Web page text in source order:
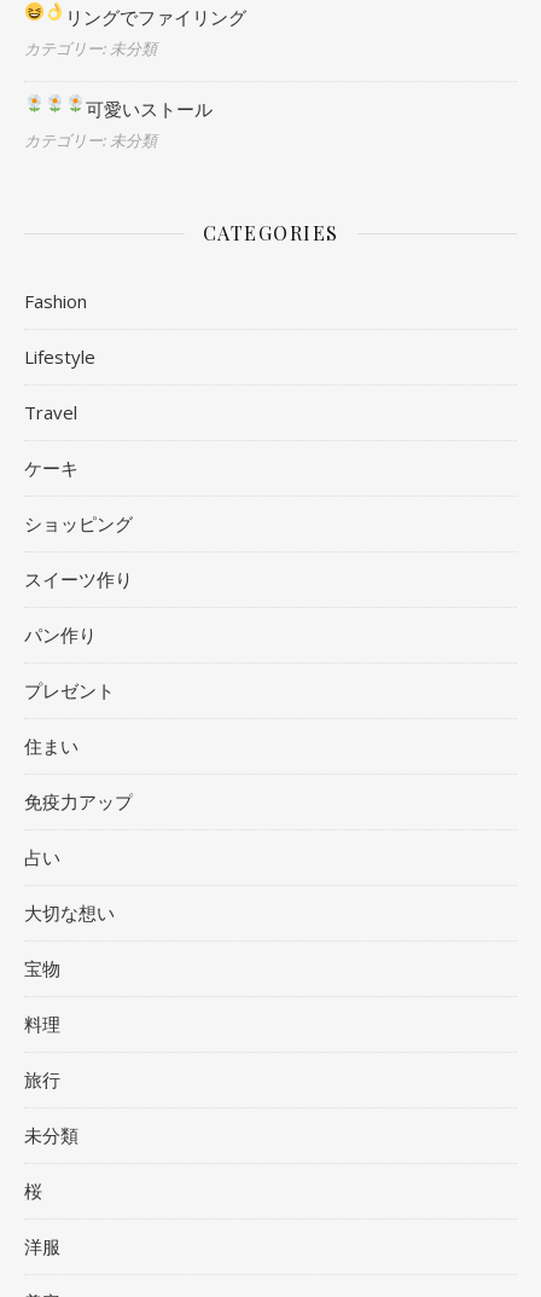
リングでファイリング
カテゴリー: 未分類
可愛いストール
カテゴリー: 未分類
CATEGORIES
Fashion
Lifestyle
Travel
ケーキ
ショッピング
スイーツ作り
パン作り
プレゼント
住まい
免疫力アップ
占い
大切な想い
宝物
料理
旅行
未分類
桜
洋服